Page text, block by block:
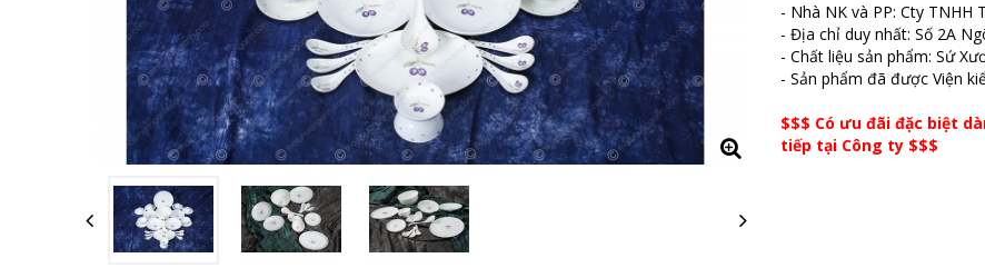
- Nhà NK và PP: Cty TNHH
- Địa chỉ duy nhất: Số 2A
- Chất liệu sản phẩm: Sứ
- Sản phẩm đã được Viện
$$$ Có ưu đãi đặc biệt
tiếp tại Công ty $$$